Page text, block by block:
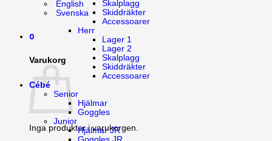
English
Svenska
0
Varukorg
Inga produkter i varukorgen.
Skalplagg
Skiddräkter
Accessoarer
Herr
Lager 1
Lager 2
Skalplagg
Skiddräkter
Accessoarer
Cébé
Senior
Hjälmar
Goggles
Junior
Hjälmar JR